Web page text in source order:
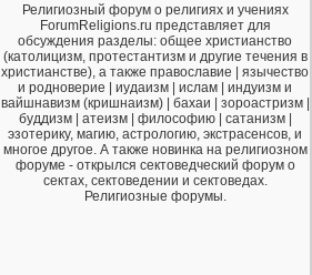
Религиозный форум о религиях и учениях
ForumReligions.ru представляет для
обсуждения разделы: общее христианство
(католицизм, протестантизм и другие течения в
христианстве), а также православие | язычество
и родноверие | иудаизм | ислам | индуизм и
вайшнавизм (кришнаизм) | бахаи | зороастризм |
буддизм | атеизм | философию | сатанизм |
эзотерику, магию, астрологию, экстрасенсов, и
многое другое. А также новинка на религиозном
форуме - открылся сектоведческий форум о
сектах, сектоведении и сектоведах.
Религиозные форумы.